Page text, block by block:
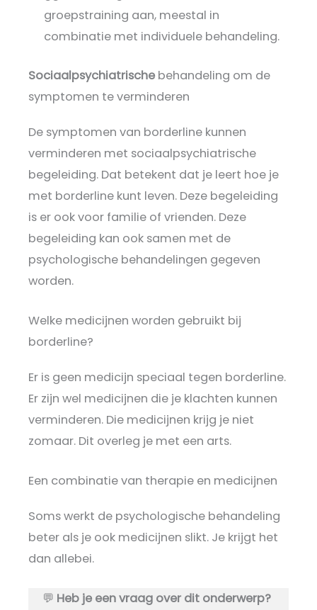
groepstraining aan, meestal in
combinatie met individuele behandeling.
Sociaalpsychiatrische behandeling om de
symptomen te verminderen
De symptomen van borderline kunnen
verminderen met sociaalpsychiatrische
begeleiding. Dat betekent dat je leert hoe je
met borderline kunt leven. Deze begeleiding
is er ook voor familie of vrienden. Deze
begeleiding kan ook samen met de
psychologische behandelingen gegeven
worden.
Welke medicijnen worden gebruikt bij
borderline?
Er is geen medicijn speciaal tegen borderline.
Er zijn wel medicijnen die je klachten kunnen
verminderen. Die medicijnen krijg je niet
zomaar. Dit overleg je met een arts.
Een combinatie van therapie en medicijnen
Soms werkt de psychologische behandeling
beter als je ook medicijnen slikt. Je krijgt het
dan allebei.
💬 Heb je een vraag over dit onderwerp?